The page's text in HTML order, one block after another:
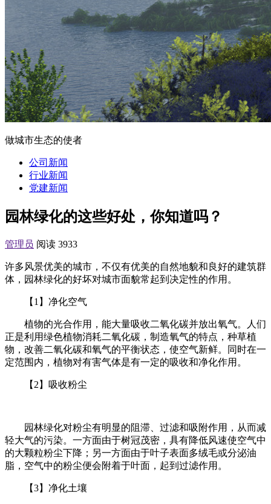
做城市生态的使者
公司新闻
行业新闻
党建新闻
园林绿化的这些好处，你知道吗？
管理员 阅读 3933
许多风景优美的城市，不仅有优美的自然地貌和良好的建筑群
体，园林绿化的好坏对城市面貌常起到决定性的作用。
【1】净化空气
植物的光合作用，能大量吸收二氧化碳并放出氧气。人们
正是利用绿色植物消耗二氧化碳，制造氧气的特点，种草植
物，改善二氧化碳和氧气的平衡状态，使空气新鲜。同时在一
定范围内，植物对有害气体是有一定的吸收和净化作用。
【2】吸收粉尘
园林绿化对粉尘有明显的阻滞、过滤和吸附作用，从而减
轻大气的污染。一方面由于树冠茂密，具有降低风速使空气中
的大颗粒粉尘下降；另一方面由于叶子表面多绒毛或分泌油
脂，空气中的粉尘便会附着于叶面，起到过滤作用。
【3】净化土壤